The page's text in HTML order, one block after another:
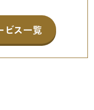
ビス一覧